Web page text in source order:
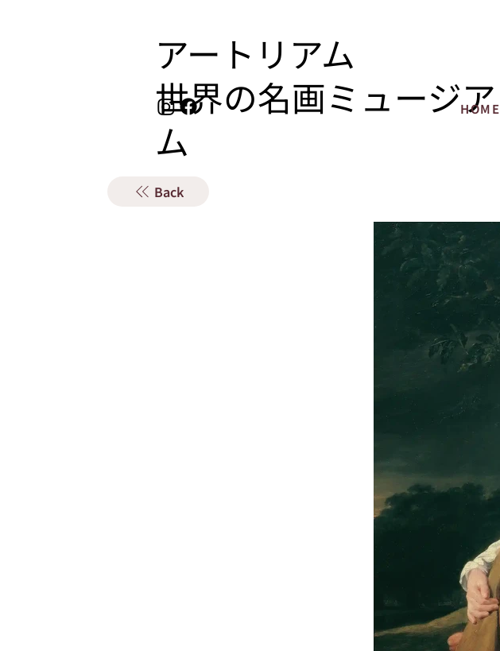
アートリアム
​世界の名画ミュージア
ム
HOME
Back